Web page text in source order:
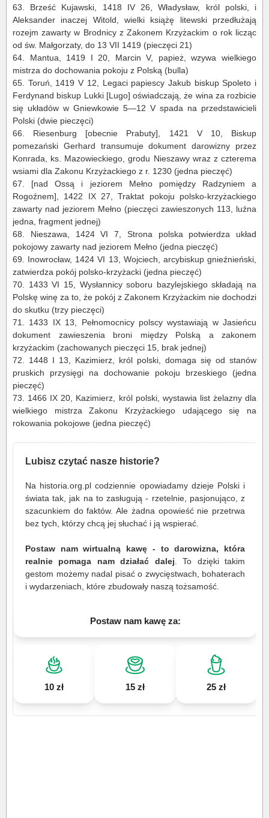
63. Brześć Kujawski, 1418 IV 26, Władysław, król polski, i
Aleksander inaczej Witold, wielki książę litewski przedłużają
rozejm zawarty w Brodnicy z Zakonem Krzyżackim o rok licząc
od św. Małgorzaty, do 13 VII 1419 (pieczęci 21)
64. Mantua, 1419 I 20, Marcin V, papież, wzywa wielkiego
mistrza do dochowania pokoju z Polską (bulla)
65. Toruń, 1419 V 12, Legaci papiescy Jakub biskup Spoleto i
Ferdynand biskup Lukki[Lugo] oświadczają, że wina za rozbicie
się układów w Gniewkowie 5—12 V spada na przedstawicieli
Polski (dwie pieczęci)
66. Riesenburg [obecnie Prabuty], 1421 V 10, Biskup
pomezański Gerhard transumuje dokument darowizny przez
Konrada, ks. Mazowieckiego, grodu Nieszawy wraz z czterema
wsiami dla Zakonu Krzyżackiego z r. 1230 (jedna pieczęć)
67. [nad Ossą i jeziorem Mełno pomiędzy Radzyniem a
Rogoźnem], 1422 IX 27, Traktat pokoju polsko-krzyżackiego
zawarty nad jeziorem Mełno (pieczęci zawieszonych 113, luźna
jedna, fragment jednej)
68. Nieszawa, 1424 VI 7, Strona polska potwierdza układ
pokojowy zawarty nad jeziorem Mełno (jedna pieczęć)
69. Inowrocław, 1424 VI 13, Wojciech, arcybiskup gnieźnieński,
zatwierdza pokój polsko-krzyżacki (jedna pieczęć)
70. 1433 VI 15, Wysłannicy soboru bazylejskiego składają na
Polskę winę za to, że pokój z Zakonem Krzyżackim nie dochodzi
do skutku (trzy pieczęci)
71. 1433 IX 13, Pełnomocnicy polscy wystawiają w Jasieńcu
dokument zawieszenia broni między Polską a zakonem
krzyżackim (zachowanych pieczęci 15, brak jednej)
72. 1448 I 13, Kazimierz, król polski, domaga się od stanów
pruskich przysięgi na dochowanie pokoju brzeskiego (jedna
pieczęć)
73. 1466 IX 20, Kazimierz, król polski, wystawia list żelazny dla
wielkiego mistrza Zakonu Krzyżackiego udającego się na
rokowania pokojowe (jedna pieczęć)
Lubisz czytać nasze historie?
Na historia.org.pl codziennie opowiadamy dzieje Polski i
świata tak, jak na to zasługują - rzetelnie, pasjonująco, z
szacunkiem do faktów. Ale żadna opowieść nie przetrwa
bez tych, którzy chcą jej słuchać i ją wspierać.
Postaw nam wirtualną kawę - to darowizna, która
realnie pomaga nam działać dalej . To dzięki takim
gestom możemy nadal pisać o zwycięstwach, bohaterach
i wydarzeniach, które zbudowały naszą tożsamość.
Postaw nam kawę za:
10 zł 15 zł 25 zł